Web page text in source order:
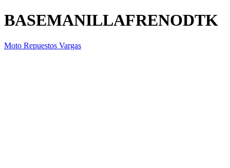
BASEMANILLAFRENODTK
Moto Repuestos Vargas